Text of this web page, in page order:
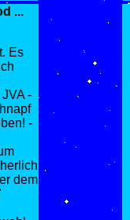
...
Es
-
-
dem